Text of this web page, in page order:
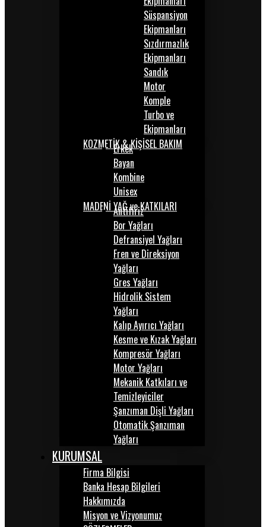
Süspansiyon
Ekipmanları
Sızdırmazlık
Ekipmanları
Sandık
Motor
Komple
Turbo ve
Ekipmanları
KOZMETİK & KİŞİSEL BAKIM
Erkek
Bayan
Kombine
Unisex
MADENİ YAĞ ve KATKILARI
Antifiriz
Bor Yağları
Defransiyel Yağları
Fren ve Direksiyon
Yağları
Gres Yağları
Hidrolik Sistem
Yağları
Kalıp Ayırıcı Yağları
Kesme ve Kızak Yağları
Kompresör Yağları
Motor Yağları
Mekanik Katkıları ve
Temizleyiciler
Şanzıman Dişli Yağları
Otomatik Şanzıman
Yağları
KURUMSAL
Firma Bilgisi
Banka Hesap Bilgileri
Hakkımızda
Misyon ve Vizyonumuz